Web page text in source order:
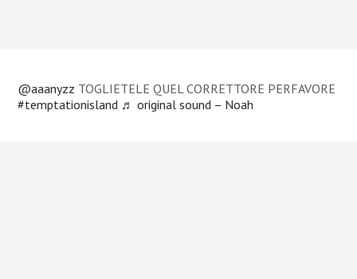
@aaanyzz TOGLIETELE QUEL CORRETTORE PERFAVORE
#temptationisland ♬ original sound – Noah